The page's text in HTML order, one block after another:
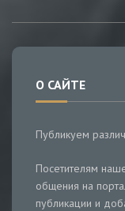
О САЙТЕ
Публикуем
Посетителям
общения на
публикации и